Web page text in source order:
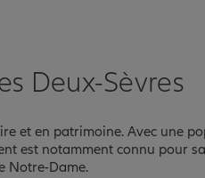
Deux-Sèvres
et en patrimoine. Avec une
est notamment connu pour
Notre-Dame.